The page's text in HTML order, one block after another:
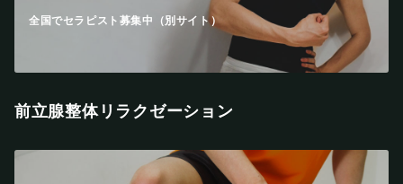
全国でセラピスト募集中（別サイト）
前立腺整体リラクゼーション